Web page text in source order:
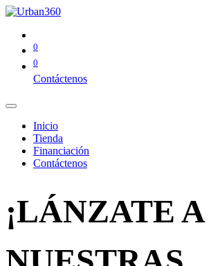
0
0
Contáctenos
Inicio
Tienda
Financiación
Contáctenos
¡LÁNZATE A